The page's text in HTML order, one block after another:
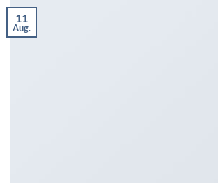
11
Aug.